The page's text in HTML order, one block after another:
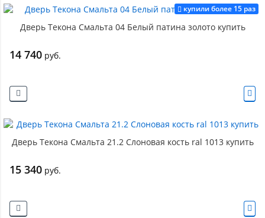
купили более 15 раз
Дверь Текона Смальта 04 Белый патина золото купить
14 740 руб.
Дверь Текона Смальта 21.2 Слоновая кость ral 1013 купить
15 340 руб.